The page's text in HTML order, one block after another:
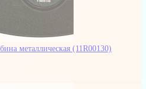
металлическая (11R00130)